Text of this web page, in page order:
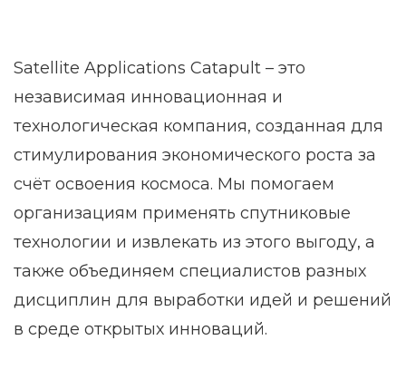
Satellite Applications Catapult – это
независимая инновационная и
технологическая компания, созданная для
стимулирования экономического роста за
счёт освоения космоса. Мы помогаем
организациям применять спутниковые
технологии и извлекать из этого выгоду, а
также объединяем специалистов разных
дисциплин для выработки идей и решений
в среде открытых инноваций.